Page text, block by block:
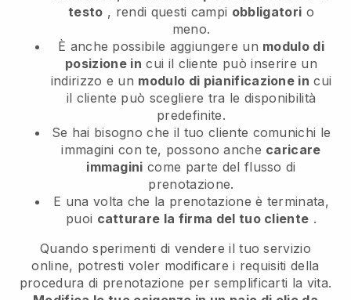
testo , rendi questi campi obbligatori o
meno.
È anche possibile aggiungere un modulo di
posizione in cui il cliente può inserire un
indirizzo e un modulo di pianificazione in cui
il cliente può scegliere tra le disponibilità
predefinite.
Se hai bisogno che il tuo cliente comunichi le
immagini con te, possono anche caricare
immagini come parte del flusso di
prenotazione.
E una volta che la prenotazione è terminata,
puoi catturare la firma del tuo cliente .
Quando sperimenti di vendere il tuo servizio
online, potresti voler modificare i requisiti della
procedura di prenotazione per semplificarti la vita.